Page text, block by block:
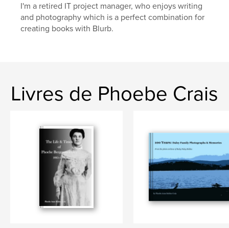
I'm a retired IT project manager, who enjoys writing
and photography which is a perfect combination for
creating books with Blurb.
Livres de Phoebe Crais